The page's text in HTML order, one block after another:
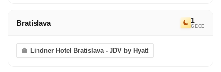
Bratislava 1
GECE
Lindner Hotel Bratislava - JDV by Hyatt